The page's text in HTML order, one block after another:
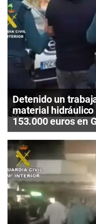
Detenido un
material
153.000 euros en